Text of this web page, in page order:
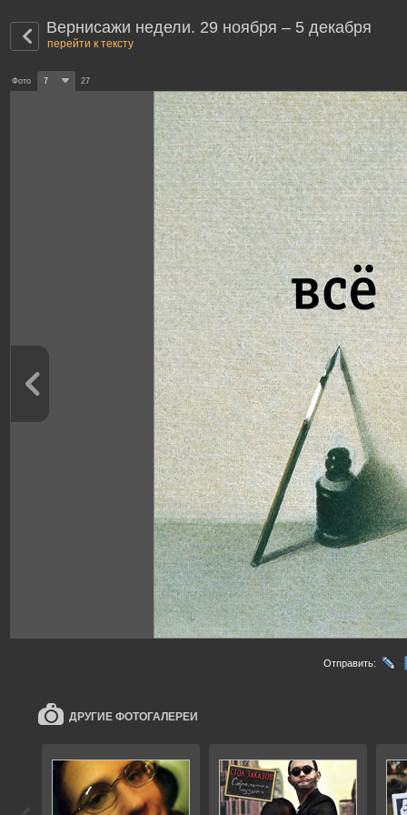
Вернисажи недели. 29 ноября – 5 декабря
перейти к тексту
Фото 7 27
Отправить:
ДРУГИЕ ФОТОГАЛЕРЕИ